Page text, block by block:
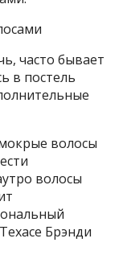
часто бывает
в постель
волосы
волосы
Брэнди